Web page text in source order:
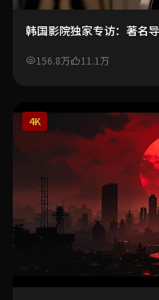
韩国影院独家专访：著名
156.8万 11.1万
4K